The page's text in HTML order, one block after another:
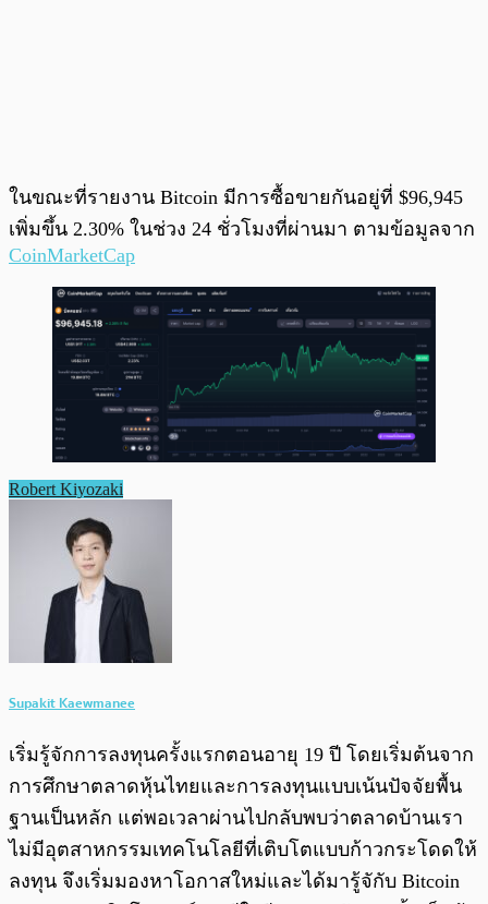
ในขณะที่รายงาน Bitcoin มีการซื้อขายกันอยู่ที่ $96,945
เพิ่มขึ้น 2.30% ในช่วง 24 ชั่วโมงที่ผ่านมา ตามข้อมูลจาก
CoinMarketCap
Robert Kiyozaki
Supakit Kaewmanee
เริ่มรู้จักการลงทุนครั้งแรกตอนอายุ 19 ปี โดยเริ่มต้นจาก
การศึกษาตลาดหุ้นไทยและการลงทุนแบบเน้นปัจจัยพื้น
ฐานเป็นหลัก แต่พอเวลาผ่านไปกลับพบว่าตลาดบ้านเรา
ไม่มีอุตสาหกรรมเทคโนโลยีที่เติบโตแบบก้าวกระโดดให้
ลงทุน จึงเริ่มมองหาโอกาสใหม่และได้มารู้จักับ Bitcoin